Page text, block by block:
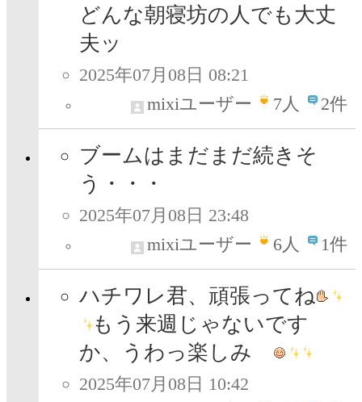
どんな朝寝坊の人でも大丈
夫ッ
2025年07月08日 08:21
mixiユーザー
7人 2件
ブームはまだまだ続きそ
う・・・
2025年07月08日 23:48
mixiユーザー
6人 1件
ハチワレ君、頑張ってね
もう来週じゃないです
か、うわっ楽しみ
2025年07月08日 10:42